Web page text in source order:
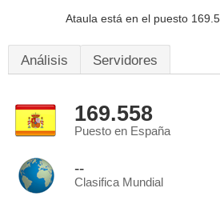
Ataula está en el puesto
Análisis Servidores
169.558
Puesto en España
--
Clasifica Mundial